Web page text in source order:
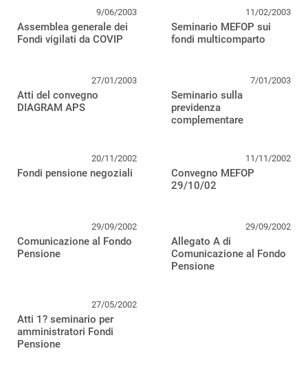
9/06/2003
Assemblea generale dei
Fondi vigilati da COVIP
11/02/2003
Seminario MEFOP sui
fondi multicomparto
27/01/2003
Atti del convegno
DIAGRAM APS
7/01/2003
Seminario sulla
previdenza
complementare
20/11/2002
Fondi pensione negoziali
11/11/2002
Convegno MEFOP
29/10/02
29/09/2002
Comunicazione al Fondo
Pensione
29/09/2002
Allegato A di
Comunicazione al Fondo
Pensione
27/05/2002
Atti 1? seminario per
amministratori Fondi
Pensione